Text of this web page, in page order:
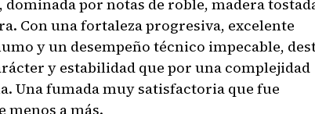
por notas de roble, madera
Con una fortaleza progresiva, excelente
y un desempeño técnico impecable,
y estabilidad que por una complejidad
Una fumada muy satisfactoria que fue
menos a más.